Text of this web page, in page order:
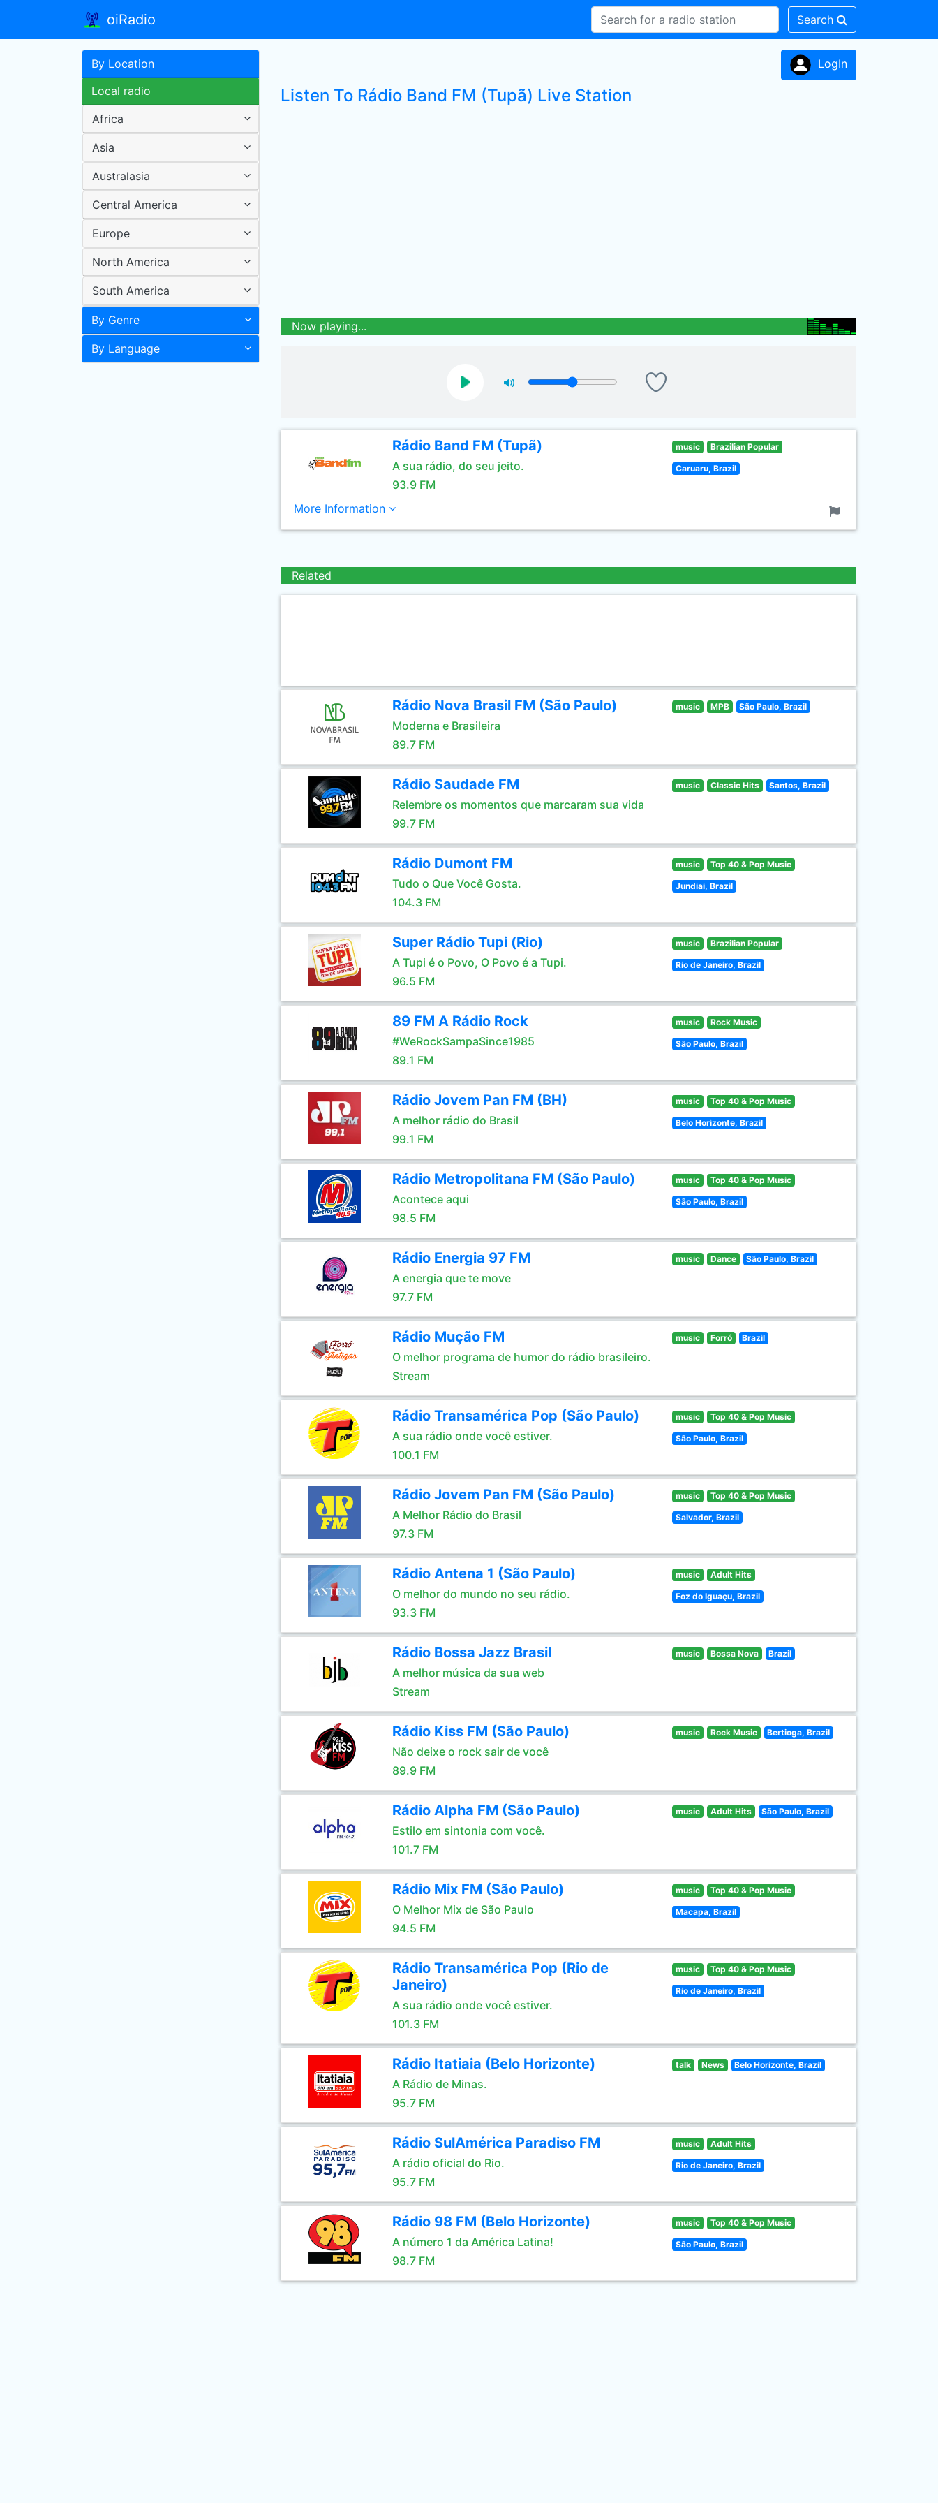
oiRadio Search
By Location
Local radio
Africa
Asia
Australasia
Central America
Europe
North America
South America
By Genre
By Language
LogIn
Listen To Rádio Band FM (Tupã) Live Station
Now playing...
Rádio Band FM (Tupã)
A sua rádio, do seu jeito.
93.9 FM
music Brazilian Popular
Caruaru, Brazil
More Information
Related
Rádio Nova Brasil FM (São Paulo)
Moderna e Brasileira
89.7 FM
music MPB São Paulo, Brazil
Rádio Saudade FM
Relembre os momentos que marcaram sua vida
99.7 FM
music Classic Hits Santos, Brazil
Rádio Dumont FM
Tudo o Que Você Gosta.
104.3 FM
music Top 40 & Pop Music
Jundiai, Brazil
Super Rádio Tupi (Rio)
A Tupi é o Povo, O Povo é a Tupi.
96.5 FM
music Brazilian Popular
Rio de Janeiro, Brazil
89 FM A Rádio Rock
#WeRockSampaSince1985
89.1 FM
music Rock Music
São Paulo, Brazil
Rádio Jovem Pan FM (BH)
A melhor rádio do Brasil
99.1 FM
music Top 40 & Pop Music
Belo Horizonte, Brazil
Rádio Metropolitana FM (São Paulo)
Acontece aqui
98.5 FM
music Top 40 & Pop Music
São Paulo, Brazil
Rádio Energia 97 FM
A energia que te move
97.7 FM
music Dance São Paulo, Brazil
Rádio Mução FM
O melhor programa de humor do rádio brasileiro.
Stream
music Forró Brazil
Rádio Transamérica Pop (São Paulo)
A sua rádio onde você estiver.
100.1 FM
music Top 40 & Pop Music
São Paulo, Brazil
Rádio Jovem Pan FM (São Paulo)
A Melhor Rádio do Brasil
97.3 FM
music Top 40 & Pop Music
Salvador, Brazil
Rádio Antena 1 (São Paulo)
O melhor do mundo no seu rádio.
93.3 FM
music Adult Hits
Foz do Iguaçu, Brazil
Rádio Bossa Jazz Brasil
A melhor música da sua web
Stream
music Bossa Nova Brazil
Rádio Kiss FM (São Paulo)
Não deixe o rock sair de você
89.9 FM
music Rock Music Bertioga, Brazil
Rádio Alpha FM (São Paulo)
Estilo em sintonia com você.
101.7 FM
music Adult Hits São Paulo, Brazil
Rádio Mix FM (São Paulo)
O Melhor Mix de São Paulo
94.5 FM
music Top 40 & Pop Music
Macapa, Brazil
Rádio Transamérica Pop (Rio de
Janeiro)
A sua rádio onde você estiver.
101.3 FM
music Top 40 & Pop Music
Rio de Janeiro, Brazil
Rádio Itatiaia (Belo Horizonte)
A Rádio de Minas.
95.7 FM
talk News Belo Horizonte, Brazil
Rádio SulAmérica Paradiso FM
A rádio oficial do Rio.
95.7 FM
music Adult Hits
Rio de Janeiro, Brazil
Rádio 98 FM (Belo Horizonte)
A número 1 da América Latina!
98.7 FM
music Top 40 & Pop Music
São Paulo, Brazil